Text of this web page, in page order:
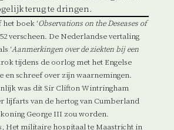
terug te dringen.
boek ‘Observations on the Deseases of
verscheen. De Nederlandse vertaling
‘Aanmerkingen over de ziekten bij een
tijdens de oorlog met het Engelse
en schreef over zijn waarnemingen.
was dit Sir Clifton Wintringham
lijfarts van de hertog van Cumberland
koning George III zou worden.
Het militaire hospitaal te Maastricht in